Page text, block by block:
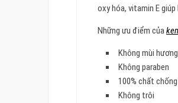
oxy hóa, vitamin E
Những ưu điểm của
Không mùi hương
Không paraben
100% chất
Không trôi